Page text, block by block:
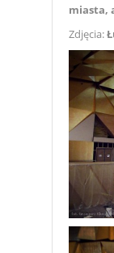
miasta,
Zdjęcia: